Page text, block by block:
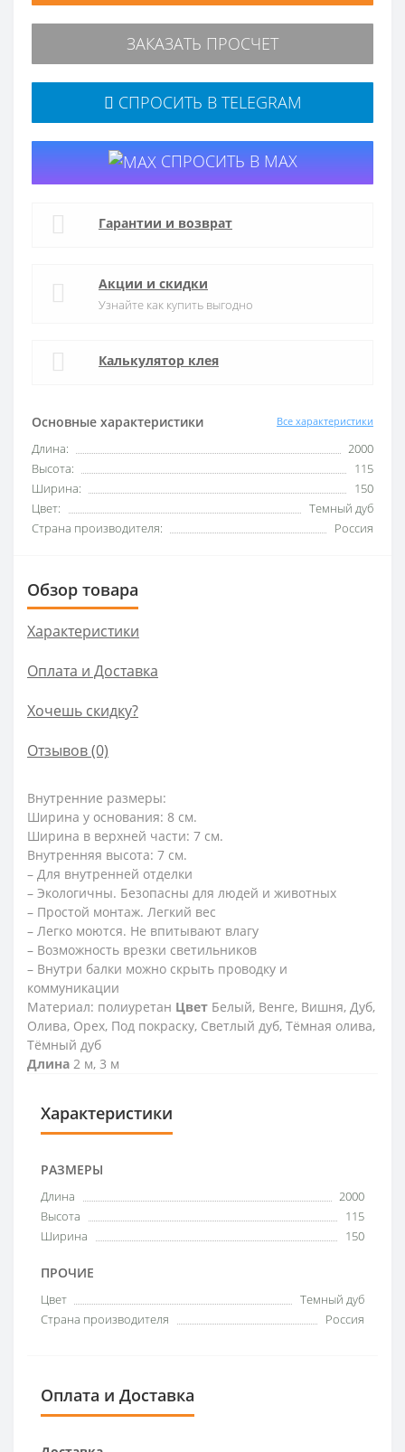
Основные характеристики Все характеристики
Длина:
2000
Высота:
115
Ширина:
150
Цвет:
Темный дуб
Страна производителя:
Россия
ЗАКАЗАТЬ ПРОСЧЕТ
СПРОСИТЬ В TELEGRAM
СПРОСИТЬ В MAX
Гарантии и возврат
Акции и скидки
Узнайте как купить выгодно
Калькулятор клея
Обзор товара
Характеристики
Оплата и Доставка
Хочешь скидку?
Отзывов (0)
Внутренние размеры:
Ширина у основания: 8 см.
Ширина в верхней части: 7 см.
Внутренняя высота: 7 см.
– Для внутренней отделки
– Экологичны. Безопасны для людей и животных
– Простой монтаж. Легкий вес
– Легко моются. Не впитывают влагу
– Возможность врезки светильников
– Внутри балки можно скрыть проводку и
коммуникации
Материал: полиуретан Цвет Белый, Венге, Вишня, Дуб,
Олива, Орех, Под покраску, Светлый дуб, Тёмная олива,
Тёмный дуб
Длина 2 м, 3 м
Характеристики
РАЗМЕРЫ
Длина
2000
Высота
115
Ширина
150
ПРОЧИЕ
Цвет
Темный дуб
Страна производителя
Россия
Оплата и Доставка